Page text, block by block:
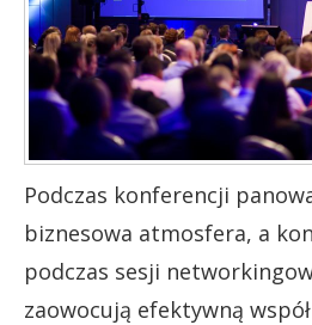
Podczas konferencji
biznesowa atmosfera, a
podczas sesji
zaowocują efektywną